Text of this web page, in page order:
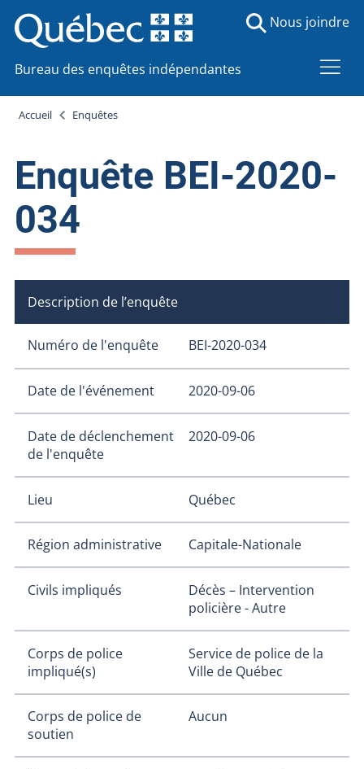
Bureau des enquêtes indépendantes
Nous joindre
Accueil Enquêtes
Enquête BEI-2020-
034
Description de l’enquête
Numéro de l'enquête BEI-2020-034
Date de l'événement 2020-09-06
Date de déclenchement
de l'enquête
2020-09-06
Lieu Québec
Région administrative Capitale-Nationale
Civils impliqués
Décès – Intervention
policière - Autre
Corps de police
impliqué(s)
Service de police de la
Ville de Québec
Corps de police de
soutien
Aucun